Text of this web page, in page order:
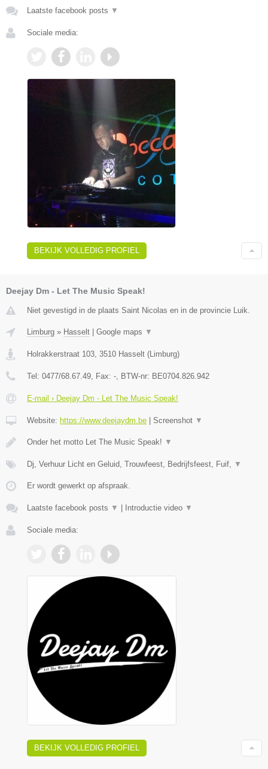
Laatste facebook posts ▼
Sociale media:
BEKIJK VOLLEDIG PROFIEL
Deejay Dm - Let The Music Speak!
Niet gevestigd in de plaats Saint Nicolas en in de provincie Luik.
Limburg » Hasselt Google maps ▼
Holrakkerstraat 103 3510 Hasselt ( Limburg)
Tel: 0477/68.67.49 , Fax: - , BTW-nr: BE0704.826.942
E-mail › Deejay Dm - Let The Music Speak!
Website: https://www.deejaydm.be Screenshot ▼
Onder het motto Let The Music Speak! ▼
Dj, Verhuur Licht en Geluid, Trouwfeest, Bedrijfsfeest, Fuif, ▼
Er wordt gewerkt op afspraak.
Laatste facebook posts ▼ Introductie video ▼
Sociale media:
BEKIJK VOLLEDIG PROFIEL